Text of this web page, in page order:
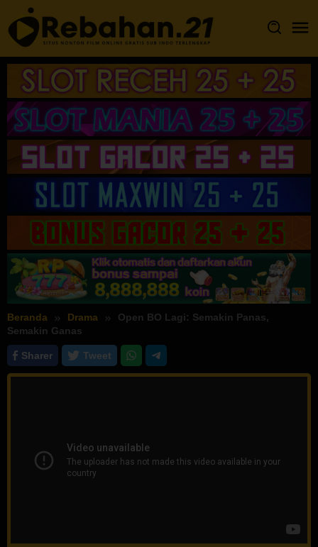
Loncat
ke
konten
Beranda Drama
Open BO Lagi: Semakin Panas,
Semakin Ganas
Sharer Tweet